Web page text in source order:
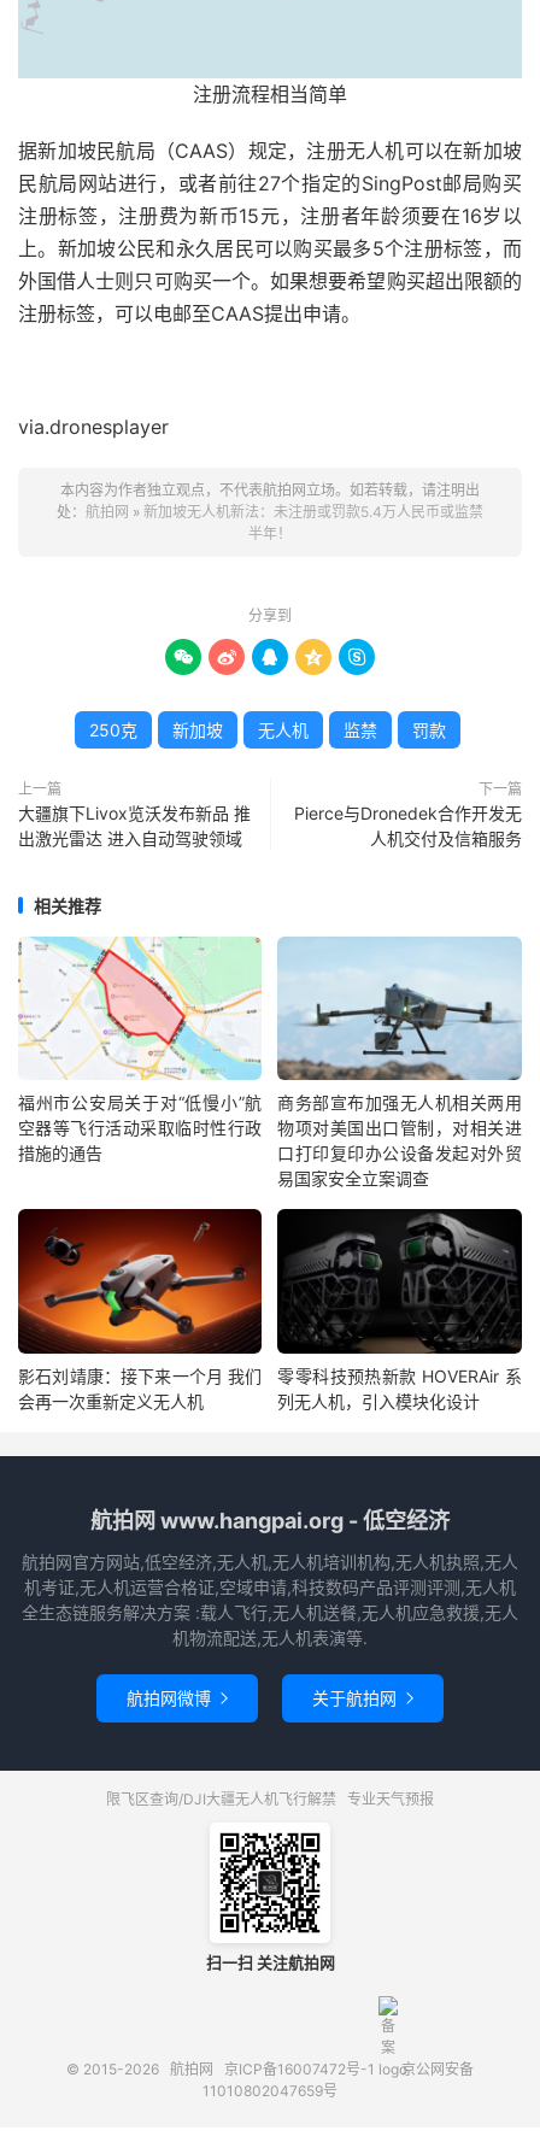
注册流程相当简单
据新加坡民航局（CAAS）规定，注册无人机可以在新加坡
民航局网站进行，或者前往27个指定的SingPost邮局购买
注册标签，注册费为新币15元，注册者年龄须要在16岁以
上。新加坡公民和永久居民可以购买最多5个注册标签，而
外国借人士则只可购买一个。如果想要希望购买超出限额的
注册标签，可以电邮至CAAS提出申请。
via.dronesplayer
本内容为作者独立观点，不代表航拍网立场。如若转载，请注明出
处： 航拍网 » 新加坡无人机新法：未注册或罚款5.4万人民币或监禁
半年！
分享到
    
250克 新加坡 无人机 监禁 罚款
上一篇
大疆旗下Livox览沃发布新品 推
出激光雷达 进入自动驾驶领域
下一篇
Pierce与Dronedek合作开发无
人机交付及信箱服务
相关推荐
福州市公安局关于对“低慢小”航
空器等飞行活动采取临时性行政
措施的通告
商务部宣布加强无人机相关两用
物项对美国出口管制，对相关进
口打印复印办公设备发起对外贸
易国家安全立案调查
影石刘靖康：接下来一个月 我们
会再一次重新定义无人机
零零科技预热新款 HOVERAir 系
列无人机，引入模块化设计
航拍网 www.hangpai.org - 低空经济
航拍网官方网站,低空经济,无人机,无人机培训机构,无人机执照,无人
机考证,无人机运营合格证,空域申请,科技数码产品评测评测,无人机
全生态链服务解决方案 :载人飞行,无人机送餐,无人机应急救援,无人
机物流配送,无人机表演等.
航拍网微博  关于航拍网 
限飞区查询/DJI大疆无人机飞行解禁 专业天气预报
扫一扫 关注航拍网
© 2015-2026 航拍网 京ICP备16007472号-1
京公网安备
11010802047659号